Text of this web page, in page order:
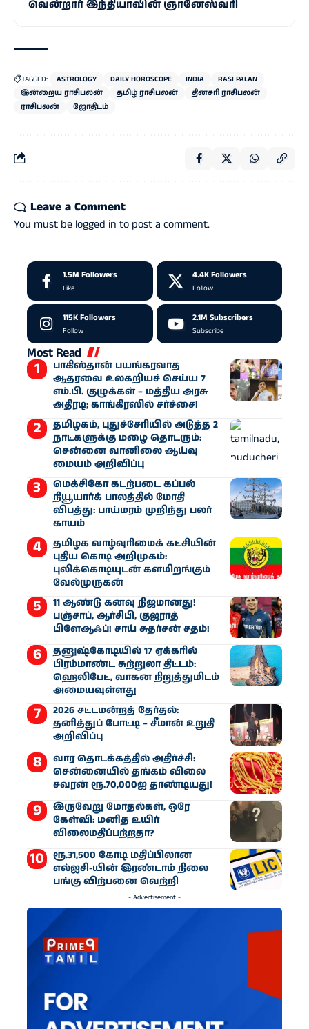
வென்றார் இந்தியாவின் ஞானேஸ்வரி
TAGGED: ASTROLOGY DAILY HOROSCOPE INDIA
RASI PALAN
இன்றைய ராசிபலன்
தமிழ் ராசிபலன்
தினசரி ராசிபலன்
ராசிபலன்
ஜோதிடம்
Leave a Comment
You must be logged in to post a comment.
1.5M Followers
Like
4.4K Followers
Follow
115KFollowers
Follow
2.1M Subscribers
Subscribe
Most Read
பாகிஸ்தான் பயங்கரவாத
ஆதரவை உலகறியச் செய்ய 7
எம்.பி. குழுக்கள் – மத்திய அரசு
அதிரடி; காங்கிரஸில் சர்ச்சை!
தமிழகம், புதுச்சேரியில் அடுத்த 2
நாட்களுக்கு மழை தொடரும்:
சென்னை வானிலை ஆய்வு
மையம் அறிவிப்பு
மெக்சிகோ கடற்படை கப்பல்
நியூயார்க் பாலத்தில் மோதி
விபத்து: பாய்மரம் முறிந்து பலர்
காயம்
தமிழக வாழ்வுரிமைக் கட்சியின்
புதிய கொடி அறிமுகம்:
புலிக்கொடியுடன் களமிறங்கும்
வேல்முருகன்
11 ஆண்டு கனவு நிஜமானது!
பஞ்சாப், ஆர்சிபி, குஜராத்
பிளேஆஃப்! சாய் சுதர்சன் சதம்!
தனுஷ்கோடியில் 17 ஏக்கரில்
பிரம்மாண்ட சுற்றுலா திட்டம்:
ஹெலிபேட், வாகன நிறுத்துமிடம்
அமையவுள்ளது
2026 சட்டமன்றத் தேர்தல்:
தனித்துப் போட்டி – சீமான் உறுதி
அறிவிப்பு
வார தொடக்கத்தில் அதிர்ச்சி:
சென்னையில் தங்கம் விலை
சவரன் ரூ.70,000ஐ தாண்டியது!
இருவேறு மோதல்கள், ஒரே
கேள்வி: மனித உயிர்
விலைமதிப்பற்றதா?
ரூ.31,500 கோடி மதிப்பிலான
எல்ஐசி-​யின் இரண்​டாம் நிலை
பங்கு விற்பனை வெற்றி
- Advertisement -